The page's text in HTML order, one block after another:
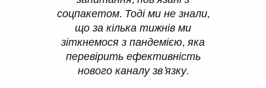
соцпакетом. Тоді ми не знали,
що за кілька тижнів ми
зіткнемося з пандемією, яка
перевірить ефективність
нового каналу зв’язку.